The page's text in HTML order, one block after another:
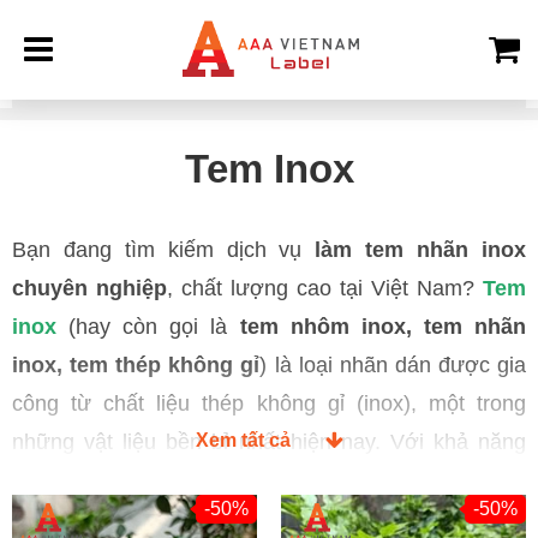
Tem Inox
Bạn đang tìm kiếm dịch vụ
làm tem nhãn inox
chuyên nghiệp, chất lượng cao tại Việt Nam? Tem
inox (hay còn gọi là tem nhôm inox, tem nhãn
inox, tem thép không gỉ) là loại nhãn dán được gia
công từ chất liệu thép không gỉ (inox), một trong
những vật liệu bền bỉ nhất hiện nay. Với khả năng
bóng, tem inox được sử dụng rộng rãi trong nhiều
Xem tất cả
-50% -50%